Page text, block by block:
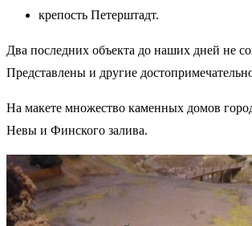
крепость Петерштадт.
Два последних объекта до наших дней не
Представлены и другие
На макете множество каменных домов
Невы и Финского залива.